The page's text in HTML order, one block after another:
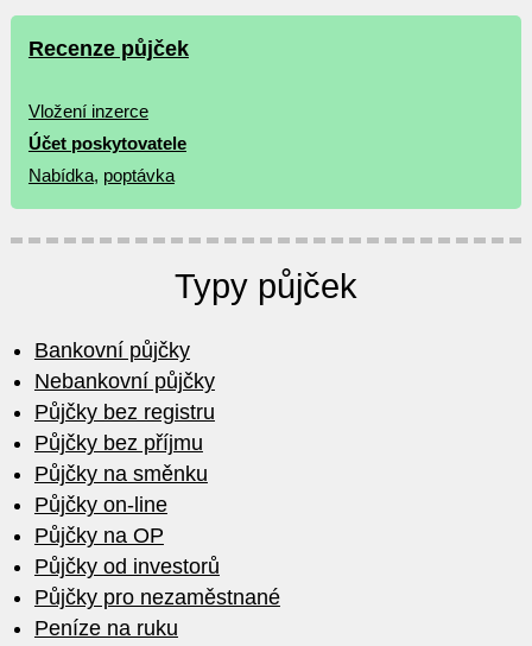
Recenze půjček
Vložení inzerce
Účet poskytovatele
Nabídka, poptávka
Typy půjček
Bankovní půjčky
Nebankovní půjčky
Půjčky bez registru
Půjčky bez příjmu
Půjčky na směnku
Půjčky on-line
Půjčky na OP
Půjčky od investorů
Půjčky pro nezaměstnané
Peníze na ruku